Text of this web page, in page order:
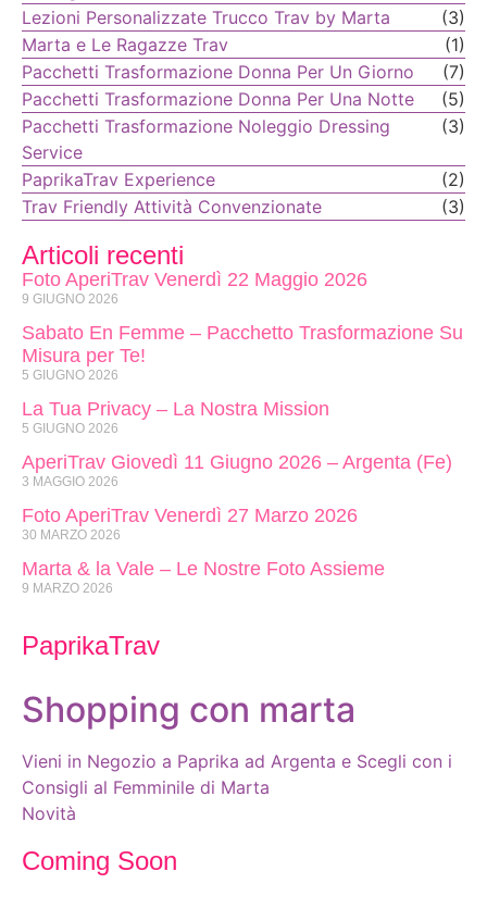
Lezioni Personalizzate Trucco Trav by Marta
(3)
Marta e Le Ragazze Trav
(1)
Pacchetti Trasformazione Donna Per Un Giorno
(7)
Pacchetti Trasformazione Donna Per Una Notte
(5)
Pacchetti Trasformazione Noleggio Dressing
Service
(3)
PaprikaTrav Experience
(2)
Trav Friendly Attività Convenzionate
(3)
Articoli recenti
Foto AperiTrav Venerdì 22 Maggio 2026
9 GIUGNO 2026
Sabato En Femme – Pacchetto Trasformazione Su
Misura per Te!
5 GIUGNO 2026
La Tua Privacy – La Nostra Mission
5 GIUGNO 2026
AperiTrav Giovedì 11 Giugno 2026 – Argenta (Fe)
3 MAGGIO 2026
Foto AperiTrav Venerdì 27 Marzo 2026
30 MARZO 2026
Marta & la Vale – Le Nostre Foto Assieme
9 MARZO 2026
PaprikaTrav
Shopping con marta
Vieni in Negozio a Paprika ad Argenta e Scegli con i
Consigli al Femminile di Marta
Novità
Coming Soon